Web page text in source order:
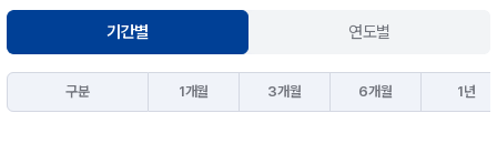
기간별 연도별
구분 1개월 3개월 6개월 1년